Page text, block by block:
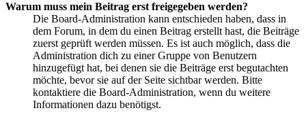
Warum muss mein Beitrag erst freigegeben werden?
Die Board-Administration kann entschieden haben, dass in
dem Forum, in dem du einen Beitrag erstellt hast, die Beiträge
zuerst geprüft werden müssen. Es ist auch möglich, dass die
Administration dich zu einer Gruppe von Benutzern
hinzugefügt hat, bei denen sie die Beiträge erst begutachten
möchte, bevor sie auf der Seite sichtbar werden. Bitte
kontaktiere die Board-Administration, wenn du weitere
Informationen dazu benötigst.